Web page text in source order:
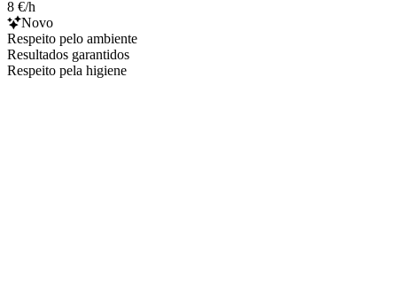
8 €/h
Novo
Respeito pelo ambiente
Resultados garantidos
Respeito pela higiene